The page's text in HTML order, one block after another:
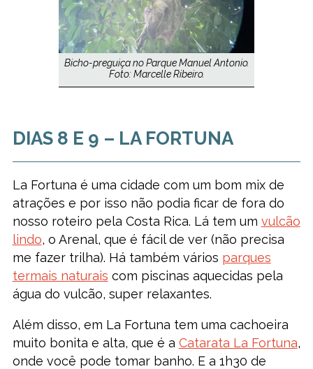
Bicho-preguiça no Parque Manuel Antonio.
Foto: Marcelle Ribeiro.
DIAS 8 E 9 – LA FORTUNA
La Fortuna é uma cidade com um bom mix de
atrações e por isso não podia ficar de fora do
nosso roteiro pela Costa Rica. Lá tem um vulcão
lindo, o Arenal, que é fácil de ver (não precisa
me fazer trilha). Há também vários parques
termais naturais com piscinas aquecidas pela
água do vulcão, super relaxantes.
Além disso, em La Fortuna tem uma cachoeira
muito bonita e alta, que é a Catarata La Fortuna,
onde você pode tomar banho. E a 1h30 de